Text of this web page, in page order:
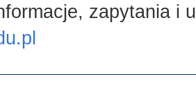
zapytania i